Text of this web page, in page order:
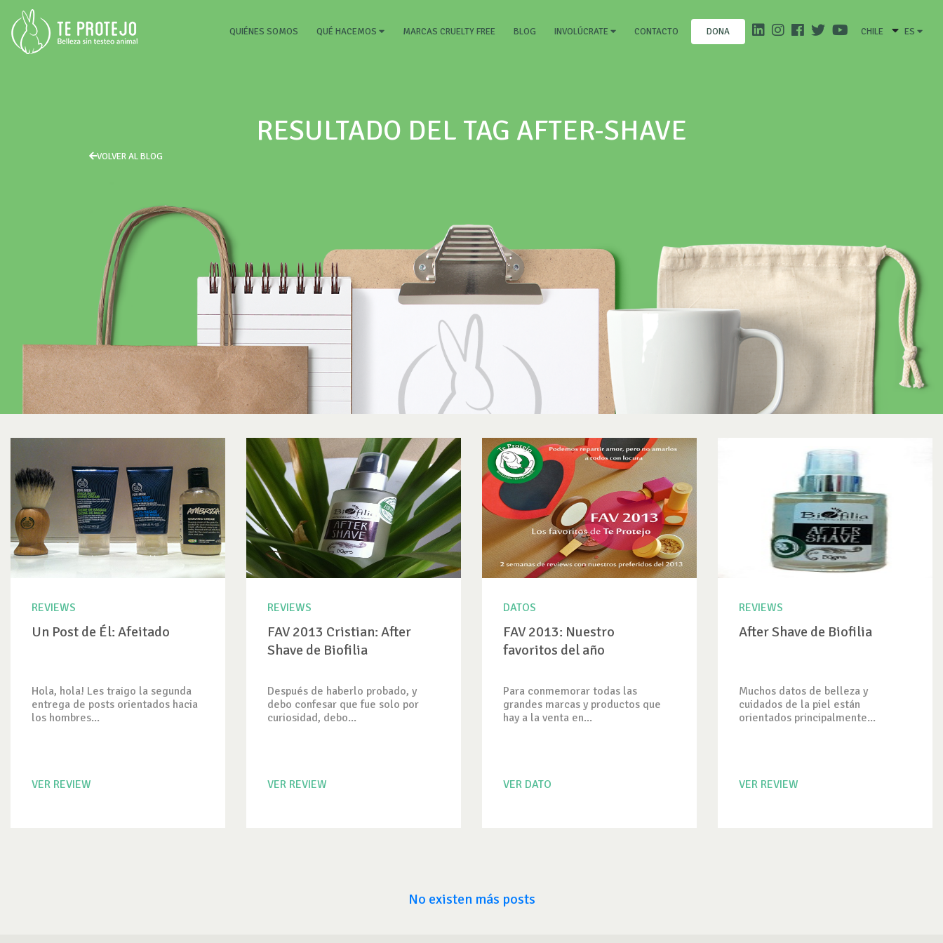
QUIÉNES SOMOS (CURRENT)
QUÉ HACEMOS MARCAS CRUELTY FREE BLOG INVOLÚCRATE CONTACTO DONA CHILE ES
RESULTADO DEL TAG AFTER-SHAVE
VOLVER AL BLOG
REVIEWS
Un Post de Él: Afeitado
Hola, hola! Les traigo la segunda
entrega de posts orientados hacia
los hombres...
VER REVIEW
REVIEWS
FAV 2013 Cristian: After
Shave de Biofilia
Después de haberlo probado, y
debo confesar que fue solo por
curiosidad, debo...
VER REVIEW
DATOS
FAV 2013: Nuestro
favoritos del año
Para conmemorar todas las
grandes marcas y productos que
hay a la venta en...
VER DATO
REVIEWS
After Shave de Biofilia
Muchos datos de belleza y
cuidados de la piel están
orientados principalmente...
VER REVIEW
No existen más posts